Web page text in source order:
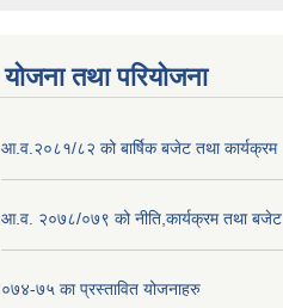
योजना तथा परियोजना
आ.व.२०८१/८२ को बार्षिक बजेट तथा कार्यक्रम
आ.व. २०७८/०७९ को नीति,कार्यक्रम तथा बजेट
०७४-७५ का प्रस्तावित योजनाहरु